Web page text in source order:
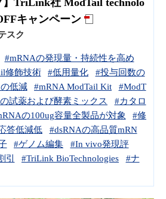
キャンペーン
スク
#mRNAの発現量・持続性を高め
修飾技術 #低用量化
#投与回数の
低減 #mRNA ModTail Kit
#ModT
試薬および酵素ミックス
#カタロ
の100ug容量全製品が対象
#修
答低減低
#dsRNAの高品質mRN
#ゲノム編集
#In vivo発現評
引 #TriLink BioTechnologies
#ナ